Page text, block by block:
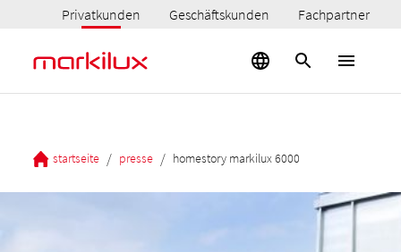
Privatkunden Geschäftskunden Fachpartner
startseite / presse / homestory markilux 6000